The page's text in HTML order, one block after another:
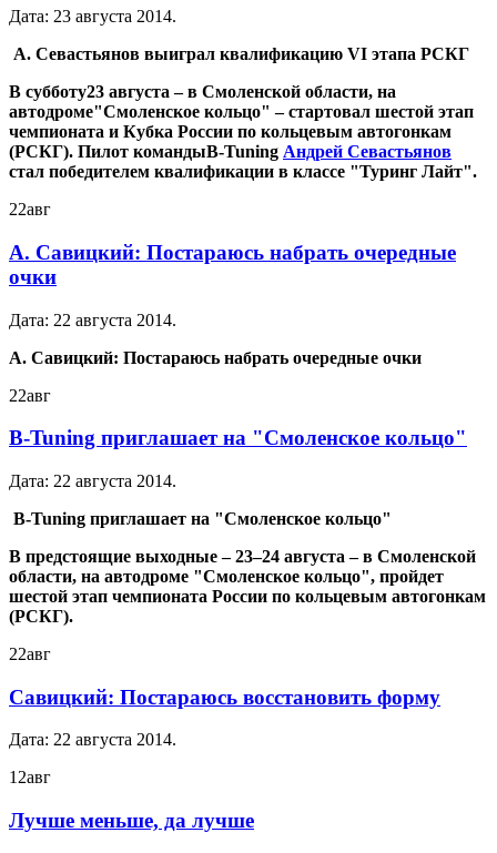
Дата: 23 августа 2014.
А. Севастьянов выиграл квалификацию VI этапа РСКГ
В субботу23 августа – в Смоленской области, на
автодроме"Смоленское кольцо" – стартовал шестой этап
чемпионата и Кубка России по кольцевым автогонкам
(РСКГ). Пилот командыB-Tuning Андрей Севастьянов
стал победителем квалификации в классе "Туринг Лайт".
22авг
А. Савицкий: Постараюсь набрать очередные
очки
Дата: 22 августа 2014.
А. Савицкий: Постараюсь набрать очередные очки
22авг
B-Tuning приглашает на "Смоленское кольцо"
Дата: 22 августа 2014.
B-Tuning приглашает на "Смоленское кольцо"
В предстоящие выходные – 23–24 августа – в Смоленской
области, на автодроме "Смоленское кольцо", пройдет
шестой этап чемпионата России по кольцевым автогонкам
(РСКГ).
22авг
Савицкий: Постараюсь восстановить форму
Дата: 22 августа 2014.
12авг
Лучше меньше, да лучше